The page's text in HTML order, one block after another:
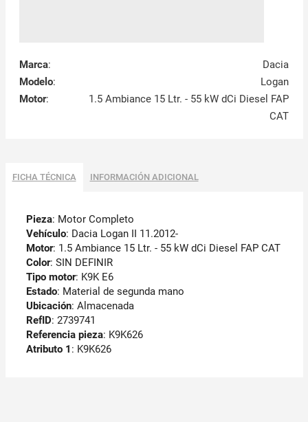
Marca:
Dacia
Modelo:
Logan
Motor:
1.5 Ambiance 15 Ltr. - 55 kW dCi Diesel FAP
CAT
FICHA TÉCNICA INFORMACIÓN ADICIONAL
Pieza: Motor Completo
Vehículo: Dacia Logan II 11.2012-
Motor: 1.5 Ambiance 15 Ltr. - 55 kW dCi Diesel FAP CAT
Color: SIN DEFINIR
Tipo motor: K9K E6
Estado: Material de segunda mano
Ubicación: Almacenada
RefID: 2739741
Referencia pieza: K9K626
Atributo 1 : K9K626